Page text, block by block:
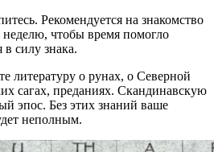
Рекомендуется на знакомство
чтобы время помогло
в силу знака.
литературу о рунах, о Северной
сагах, преданиях. Скандинавскую
эпос. Без этих знаний ваше
неполным.